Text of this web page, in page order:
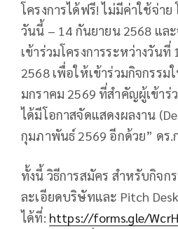
โครงการได้ฟรี! ไม่มีค่าใช้จ่า
วันนี้ – 14 กันยายน 2568 แล
เข้าร่วมโครงการระหว่างวัน
2568 เพื่อให้เข้าร่วมกิจกรรม
มกราคม 2569 ที่สำคัญผู้เข้าร่
ได้มีโอกาสจัดแสดงผลงาน
กุมภาพันธ์ 2569 อีกด้วย” ดร.
ทั้งนี้ วิธีการสมัคร สำหรับกิจก
ละเอียดบริษัทและ Pitch
ได้ที่: https://forms.gle/